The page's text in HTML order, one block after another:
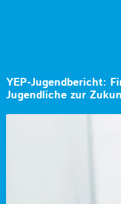
YEP-Jugendbericht:
Jugendliche zur